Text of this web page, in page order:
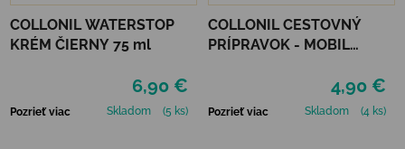
COLLONIL WATERSTOP
KRÉM ČIERNY 75 ml
6,90 €
Pozrieť viac Skladom (5 ks)
COLLONIL CESTOVNÝ
PRÍPRAVOK - MOBIL
4,90 €
Pozrieť viac Skladom (4 ks)